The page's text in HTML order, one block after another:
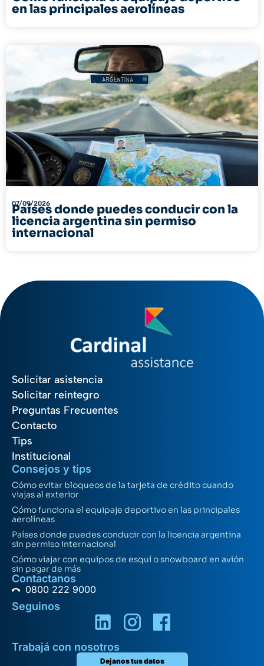
en las principales aerolíneas
07/09/2026
Países donde puedes conducir con la
licencia argentina sin permiso
internacional
Solicitar asistencia
Solicitar reintegro
Preguntas Frecuentes
Contacto
Tips
Institucional
Consejos y tips
Cómo evitar bloqueos de la tarjeta de crédito cuando
viajas al exterior
Cómo funciona el equipaje deportivo en las principales
aerolíneas
Países donde puedes conducir con la licencia argentina
sin permiso internacional
Cómo viajar con equipos de esquí o snowboard en avión
sin pagar de más
Contactanos
0800 222 9000
Seguinos
Trabajá con nosotros
Dejanos tus datos